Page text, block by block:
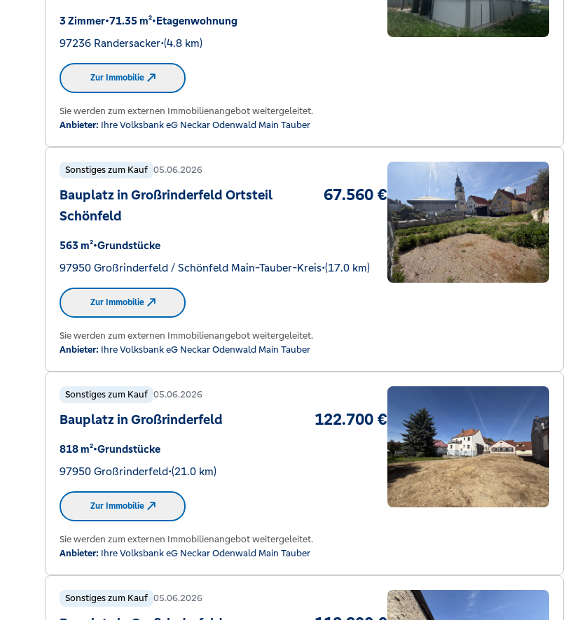
3 Zimmer•71.35 m²•Etagenwohnung
97236 Randersacker•(4.8 km)
Zur Immobilie
Sie werden zum externen Immobilienangebot weitergeleitet.
Anbieter: Ihre Volksbank eG Neckar Odenwald Main Tauber
Sonstiges zum Kauf 05.06.2026
67.560 €
Bauplatz in Großrinderfeld Ortsteil
Schönfeld
563 m²•Grundstücke
97950 Großrinderfeld / Schönfeld Main-Tauber-Kreis•(17.0 km)
Zur Immobilie
Sie werden zum externen Immobilienangebot weitergeleitet.
Anbieter: Ihre Volksbank eG Neckar Odenwald Main Tauber
Sonstiges zum Kauf 05.06.2026
122.700 €
Bauplatz in Großrinderfeld
818 m²•Grundstücke
97950 Großrinderfeld•(21.0 km)
Zur Immobilie
Sie werden zum externen Immobilienangebot weitergeleitet.
Anbieter: Ihre Volksbank eG Neckar Odenwald Main Tauber
Sonstiges zum Kauf 05.06.2026